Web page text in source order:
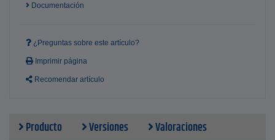
Documentación
¿Preguntas sobre este artículo?
Imprimir página
Recomendar artículo
Producto Versiones Valoraciones